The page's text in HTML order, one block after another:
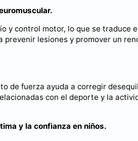
y control motor, lo que se traduce
lesiones y promover un
de fuerza ayuda a corregir
con el deporte y la
y la confianza en niños.